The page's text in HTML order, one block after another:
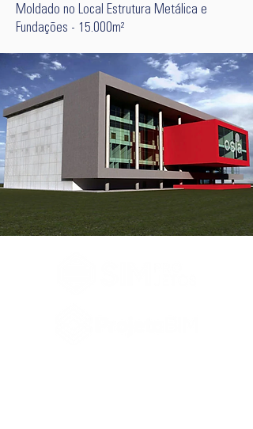
Moldado no Local Estrutura Metálica e
Fundações - 15.000m²